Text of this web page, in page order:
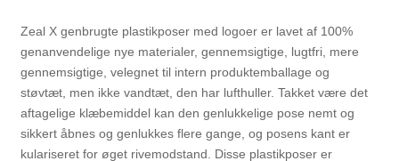
Zeal X genbrugte plastikposer med logoer er lavet af 100%
genanvendelige nye materialer, gennemsigtige, lugtfri, mere
gennemsigtige, velegnet til intern produktemballage og
støvtæt, men ikke vandtæt, den har lufthuller. Takket være det
aftagelige klæbemiddel kan den genlukkelige pose nemt og
sikkert åbnes og genlukkes flere gange, og posens kant er
kulariseret for øget rivemodstand. Disse plastikposer er